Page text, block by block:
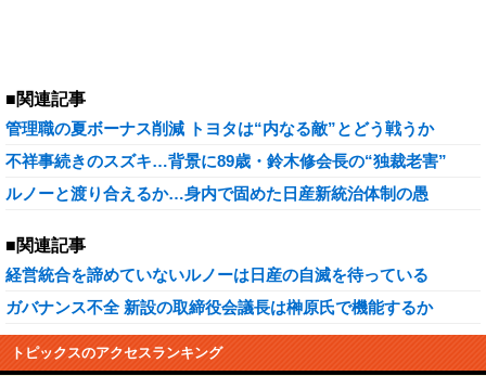
■関連記事
管理職の夏ボーナス削減 トヨタは“内なる敵”とどう戦うか
不祥事続きのスズキ…背景に89歳・鈴木修会長の“独裁老害”
ルノーと渡り合えるか…身内で固めた日産新統治体制の愚
■関連記事
経営統合を諦めていないルノーは日産の自滅を待っている
ガバナンス不全 新設の取締役会議長は榊原氏で機能するか
トピックスのアクセスランキング